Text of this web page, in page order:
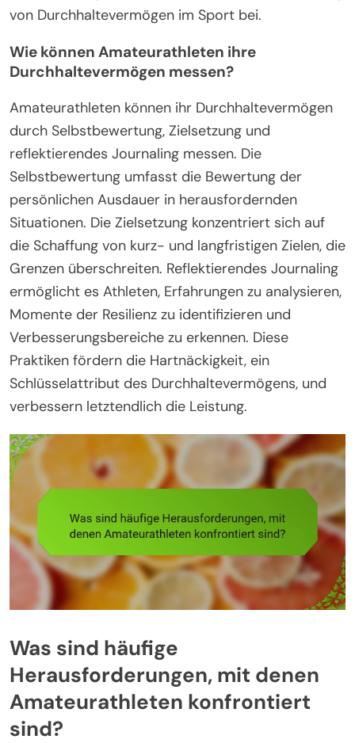
von Durchhaltevermögen im Sport bei.
Wie können Amateurathleten ihre
Durchhaltevermögen messen?
Amateurathleten können ihr Durchhaltevermögen
durch Selbstbewertung, Zielsetzung und
reflektierendes Journaling messen. Die
Selbstbewertung umfasst die Bewertung der
persönlichen Ausdauer in herausfordernden
Situationen. Die Zielsetzung konzentriert sich auf
die Schaffung von kurz- und langfristigen Zielen, die
Grenzen überschreiten. Reflektierendes Journaling
ermöglicht es Athleten, Erfahrungen zu analysieren,
Momente der Resilienz zu identifizieren und
Verbesserungsbereiche zu erkennen. Diese
Praktiken fördern die Hartnäckigkeit, ein
Schlüsselattribut des Durchhaltevermögens, und
verbessern letztendlich die Leistung.
Was sind häufige
Herausforderungen, mit denen
Amateurathleten konfrontiert
sind?